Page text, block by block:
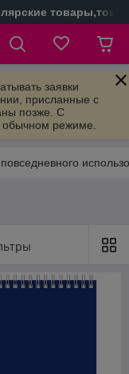
заявки
присланные с
позже. С
обычном режиме.